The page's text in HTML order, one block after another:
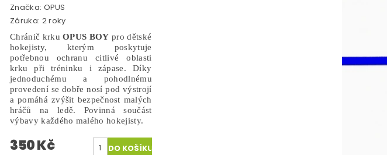
Značka: OPUS
Záruka: 2 roky
Chránič krkuOPUS BOY prodětské
hokejisty, kterým poskytuje
potřebnou ochranu citlivé oblasti
krku při tréninku i zápase. Díky
jednoduchému a pohodlnému
provedení se dobře nosí pod výstrojí
a pomáhá zvýšit bezpečnost malých
hráčů na ledě. Povinná součást
výbavy každého malého hokejisty.
350 Kč